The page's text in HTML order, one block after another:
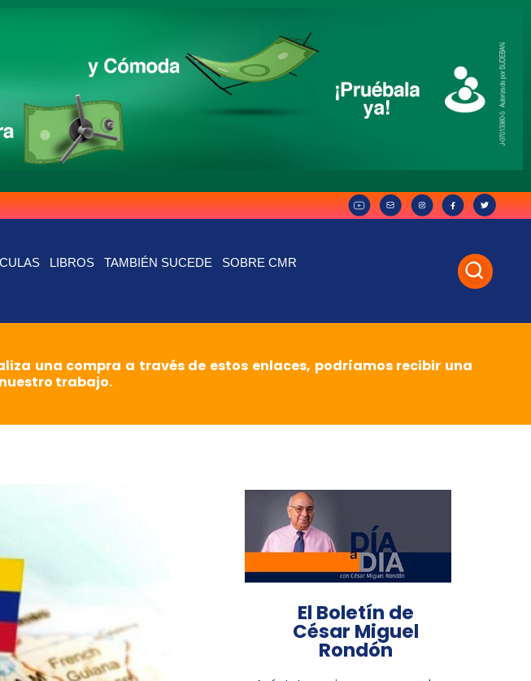
LIBROS TAMBIÉN SUCEDE SOBRE CMR
una compra a través de estos enlaces, podríamos recibir una
trabajo.
El Boletín de
César Miguel
Rondón